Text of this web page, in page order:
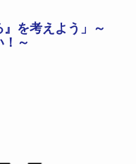
を考えよう」～
～